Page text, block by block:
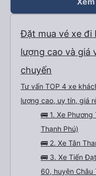
Đặt mua vé xe đi
lượng cao và giá
chuyến
Tư vấn TOP 4 xe
lượng cao, uy tín, giá
🚌 1. Xe
Thạnh Phú)
🚌 2. Xe Tân
🚌 3. Xe Tiến
60, huyện Châu